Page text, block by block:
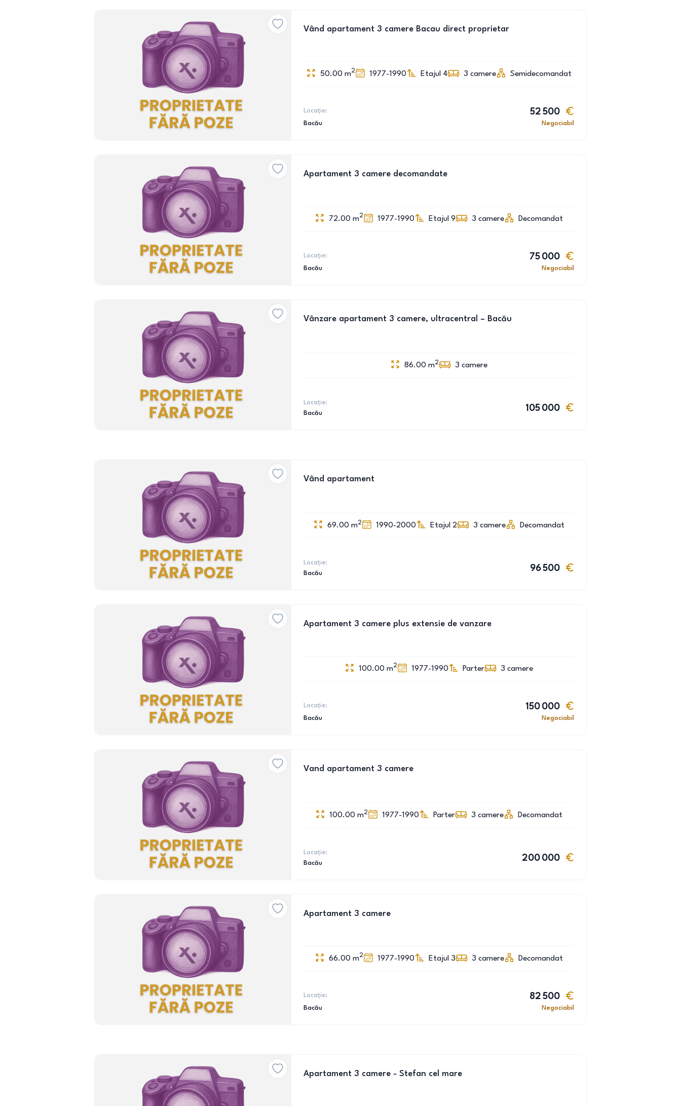
Vând apartament 3 camere Bacau direct proprietar
50.00 m2 1977-1990 Etajul 4 3 camere Semidecomandat
Locație:
Bacău
52 500
Negociabil
Apartament 3 camere decomandate
72.00 m2 1977-1990 Etajul 9 3 camere Decomandat
Locație:
Bacău
75 000
Negociabil
Vânzare apartament 3 camere, ultracentral – Bacău
86.00 m2 3 camere
Locație:
Bacău
105 000
Vând apartament
69.00 m2 1990-2000 Etajul 2 3 camere Decomandat
Locație:
Bacău
96 500
Apartament 3 camere plus extensie de vanzare
100.00 m2 1977-1990 Parter 3 camere
Locație:
Bacău
150 000
Negociabil
Vand apartament 3 camere
100.00 m2 1977-1990 Parter 3 camere Decomandat
Locație:
Bacău
200 000
Apartament 3 camere
66.00 m2 1977-1990 Etajul 3 3 camere Decomandat
Locație:
Bacău
82 500
Negociabil
Apartament 3 camere - Stefan cel mare